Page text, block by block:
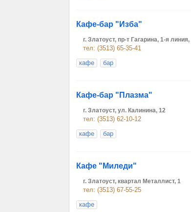
Кафе-бар "Изба"
г. Златоуст, пр-т Гагарина, 1-я линия,
тел: (3513) 65-35-41
кафе
бар
Кафе-бар "Плазма"
г. Златоуст, ул. Калинина, 12
тел: (3513) 62-10-12
кафе
бар
Кафе "Миледи"
г. Златоуст, квартал Металлист, 1
тел: (3513) 67-55-25
кафе